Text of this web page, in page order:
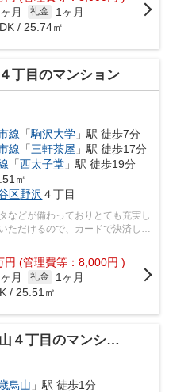
月 礼金
1ヶ月
/ 25.74㎡
丁目のマンション
線 「駒沢大学 」駅 徒歩7分
線 「三軒茶屋 」駅 徒歩17分
「西太子堂 」駅 徒歩19分
㎡
区野沢 ４丁目
などが備わっておりとても充実し
ただけるので、カードで決済した
円 (管理費等：8,000円 )
月 礼金
1ヶ月
/ 25.51㎡
丁目のマンション
烏山 」駅 徒歩1分